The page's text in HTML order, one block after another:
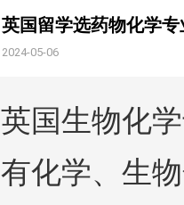
英国留学选药物化学专
2024-05-06
英国生物化
有化学、生